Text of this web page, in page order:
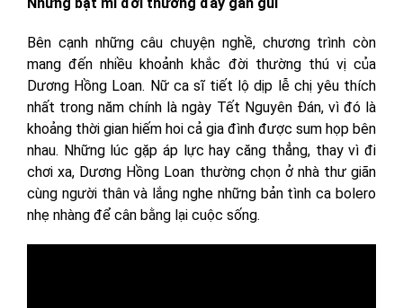
Bên cạnh những câu chuyện nghề, chương trình còn
mang đến nhiều khoảnh khắc đời thường thú vị của
Dương Hồng Loan. Nữ ca sĩ tiết lộ dịp lễ chị yêu thích
nhất trong năm chính là ngày Tết Nguyên Đán, vì đó là
khoảng thời gian hiếm hoi cả gia đình được sum họp bên
nhau. Những lúc gặp áp lực hay căng thẳng, thay vì đi
chơi xa, Dương Hồng Loan thường chọn ở nhà thư giãn
cùng người thân và lắng nghe những bản tình ca bolero
nhẹ nhàng để cân bằng lại cuộc sống.